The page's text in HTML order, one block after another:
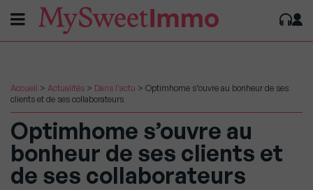
Accueil > Actualités > Dans l'actu > Optimhome s’ouvre au bonheur de ses
clients et de ses collaborateurs
Optimhome s’ouvre au
bonheur de ses clients et
de ses collaborateurs